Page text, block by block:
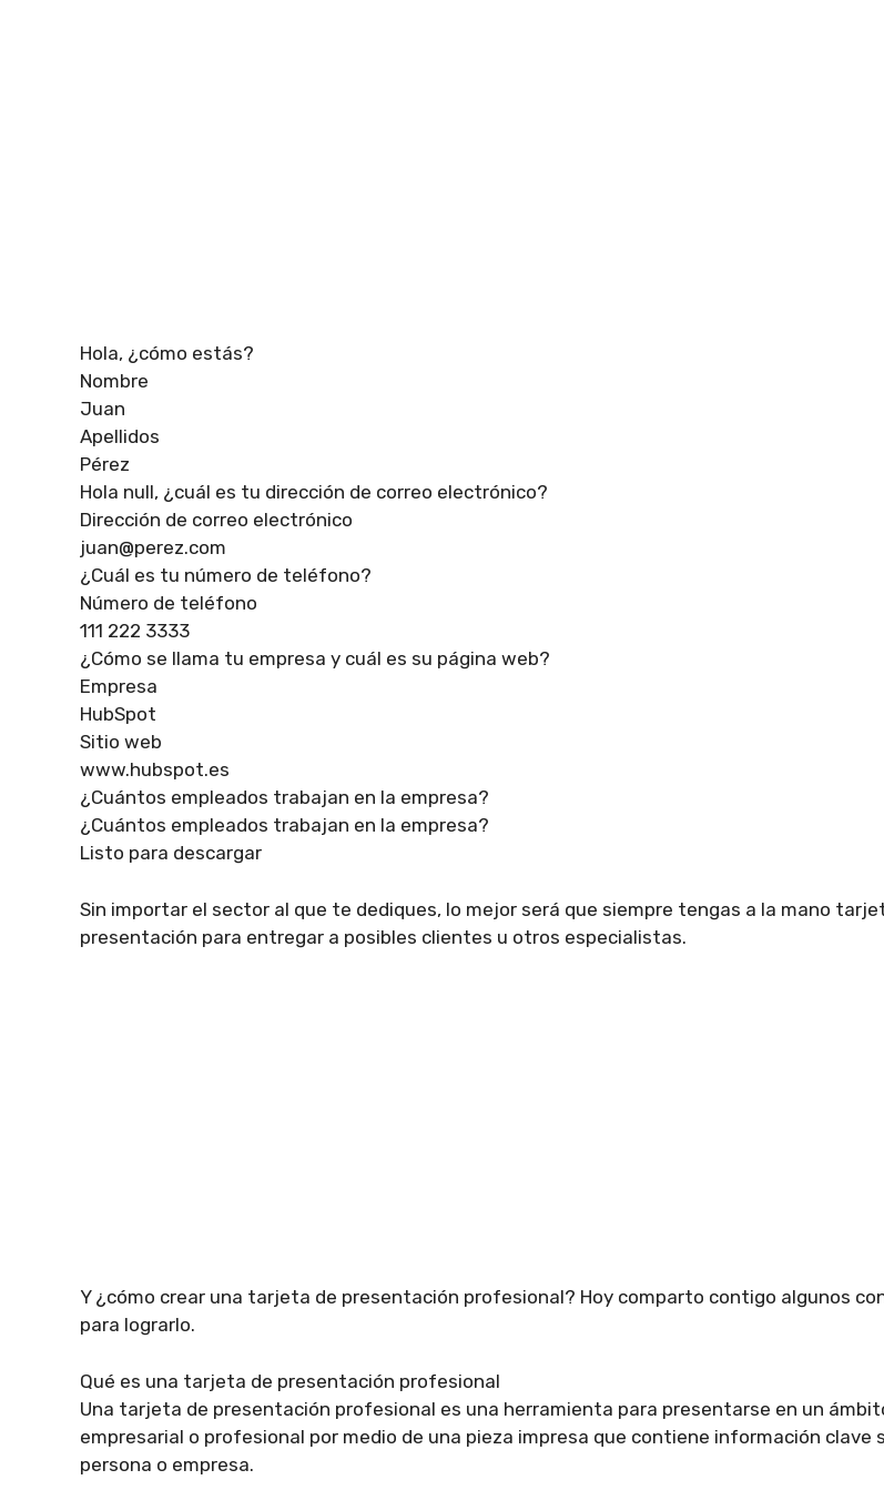
Hola, ¿cómo estás?
Nombre
Juan
Apellidos
Pérez
Hola null, ¿cuál es tu dirección de correo electrónico?
Dirección de correo electrónico
juan@perez.com
¿Cuál es tu número de teléfono?
Número de teléfono
111 222 3333
¿Cómo se llama tu empresa y cuál es su página web?
Empresa
HubSpot
Sitio web
www.hubspot.es
¿Cuántos empleados trabajan en la empresa?
¿Cuántos empleados trabajan en la empresa?
Listo para descargar
Sin importar el sector al que te dediques, lo mejor será que siempre tengas a la mano
presentación para entregar a posibles clientes u otros especialistas.
Y ¿cómo crear una tarjeta de presentación profesional? Hoy comparto contigo algunos
para lograrlo.
Qué es una tarjeta de presentación profesional
Una tarjeta de presentación profesional es una herramienta para presentarse en un
empresarial o profesional por medio de una pieza impresa que contiene información clave
persona o empresa.